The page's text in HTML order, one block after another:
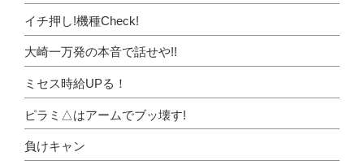
イチ押し!機種Check!
大崎一万発の本音で話せや!!
ミセス時給UPる！
ピラミ△はアームでブッ壊す!
負けキャン